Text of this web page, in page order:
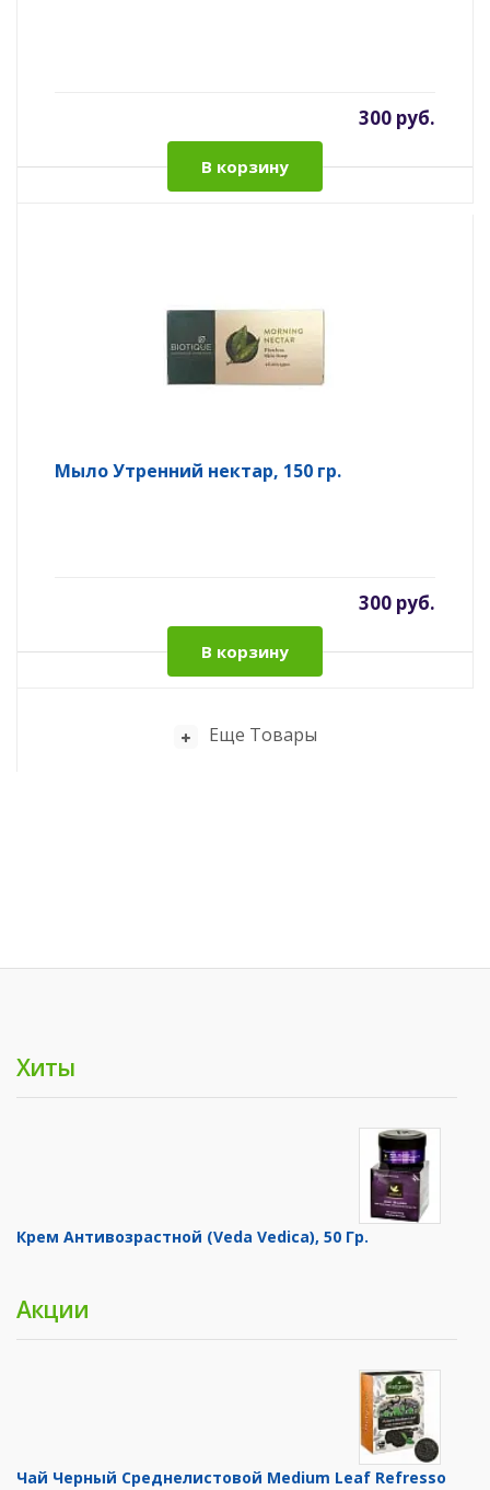
300 руб.
В корзину
Мыло Утренний нектар, 150 гр.
300 руб.
В корзину
Еще Товары
Хиты
Крем Антивозрастной (Veda Vedica), 50 Гр.
Акции
Чай Черный Среднелистовой Medium Leaf Refresso